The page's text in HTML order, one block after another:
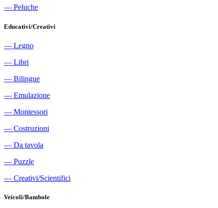
― Peluche
Educativi/Creativi
― Legno
― Libri
― Bilingue
― Emulazione
― Montessori
― Costruzioni
― Da tavola
― Puzzle
― Creativi/Scientifici
Veicoli/Bambole